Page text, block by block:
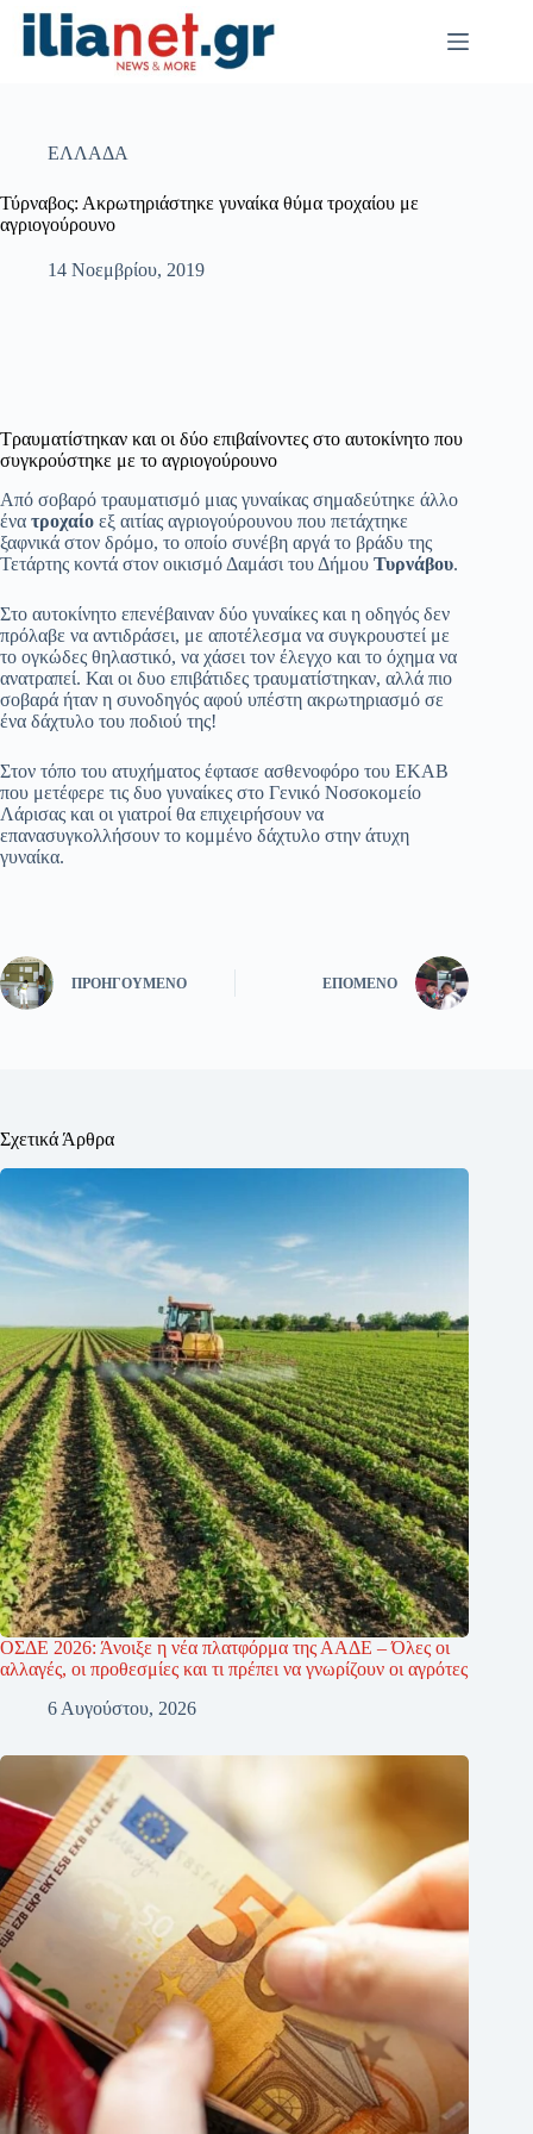
Μετάβαση
στο
περιεχόμενο
ΕΛΛΑΔΑ
Τύρναβος: Ακρωτηριάστηκε γυναίκα θύμα τροχαίου με
αγριογούρουνο
14 Νοεμβρίου, 2019
Τραυματίστηκαν και οι δύο επιβαίνοντες στο αυτοκίνητο που
συγκρούστηκε με το αγριογούρουνο
Από σοβαρό τραυματισμό μιας γυναίκας σημαδεύτηκε άλλο
ένα τροχαίο εξ αιτίας αγριογούρουνου που πετάχτηκε
ξαφνικά στον δρόμο, το οποίο συνέβη αργά το βράδυ της
Τετάρτης κοντά στον οικισμό Δαμάσι του Δήμου Τυρνάβου.
Στο αυτοκίνητο επενέβαιναν δύο γυναίκες και η οδηγός δεν
πρόλαβε να αντιδράσει, με αποτέλεσμα να συγκρουστεί με
το ογκώδες θηλαστικό, να χάσει τον έλεγχο και το όχημα να
ανατραπεί. Και οι δυο επιβάτιδες τραυματίστηκαν, αλλά πιο
σοβαρά ήταν η συνοδηγός αφού υπέστη ακρωτηριασμό σε
ένα δάχτυλο του ποδιού της!
Στον τόπο του ατυχήματος έφτασε ασθενοφόρο του ΕΚΑΒ
που μετέφερε τις δυο γυναίκες στο Γενικό Νοσοκομείο
Λάρισας και οι γιατροί θα επιχειρήσουν να
επανασυγκολλήσουν το κομμένο δάχτυλο στην άτυχη
γυναίκα.
ΠΡΟΗΓΟΎΜΕΝΟ ΕΠΌΜΕΝΟ
Σχετικά Άρθρα
ΟΣΔΕ 2026: Άνοιξε η νέα πλατφόρμα της ΑΑΔΕ – Όλες οι
αλλαγές, οι προθεσμίες και τι πρέπει να γνωρίζουν οι αγρότες
6 Αυγούστου, 2026